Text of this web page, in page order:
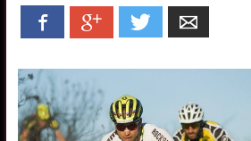
Facebook Google+ Twitter